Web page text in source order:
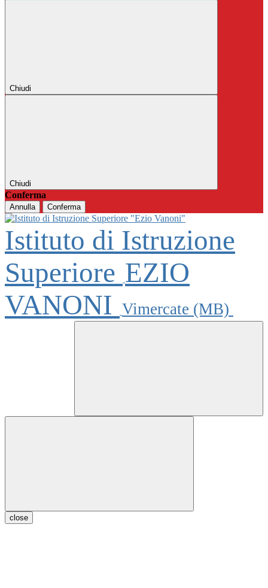
Chiudi
Chiudi
Conferma
Annulla Conferma
Istituto di Istruzione
Superiore EZIO
VANONI Vimercate (MB)
close